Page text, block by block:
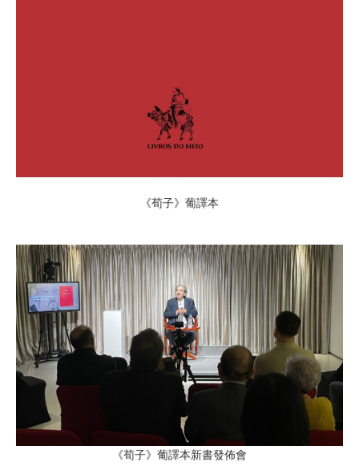
《荀子》葡譯本
《荀子》葡譯本新書發佈會